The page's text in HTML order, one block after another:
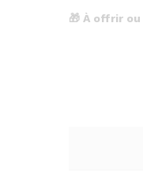
🎁 À offrir ou